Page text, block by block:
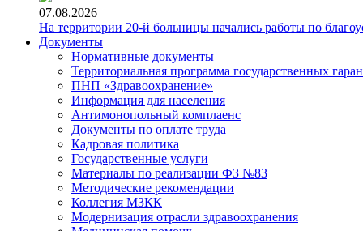
07.08.2026
На территории 20-й больницы начались работы по
Документы
Нормативные документы
Территориальная программа государственных
ПНП «Здравоохранение»
Информация для населения
Антимонопольный комплаенс
Документы по оплате труда
Кадровая политика
Государственные услуги
Материалы по реализации ФЗ №83
Методические рекомендации
Коллегия МЗКК
Модернизация отрасли здравоохранения